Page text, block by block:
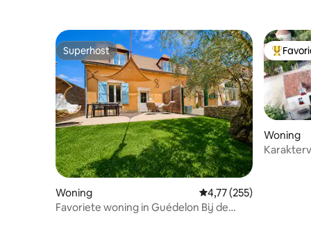
Superhost
Superhost
Woning Gemiddelde
4,77 (255)
Favoriete woning in Guédelon Bij de
Woning